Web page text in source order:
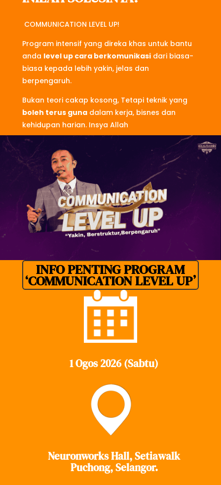
COMMUNICATION LEVEL UP!
Program intensif yang direka khas untuk bantu
anda level up cara berkomunikasidari biasa-
biasa kepada lebih yakin, jelas dan
berpengaruh.
Bukan teori cakap kosong, Tetapi teknik yang
boleh terus gunadalam kerja, bisnes dan
kehidupan harian. Insya Allah
INFO PENTING PROGRAM
‘COMMUNICATION LEVEL UP’
1 Ogos 2026 (Sabtu)
Neuronworks Hall, Setiawalk
Puchong, Selangor.